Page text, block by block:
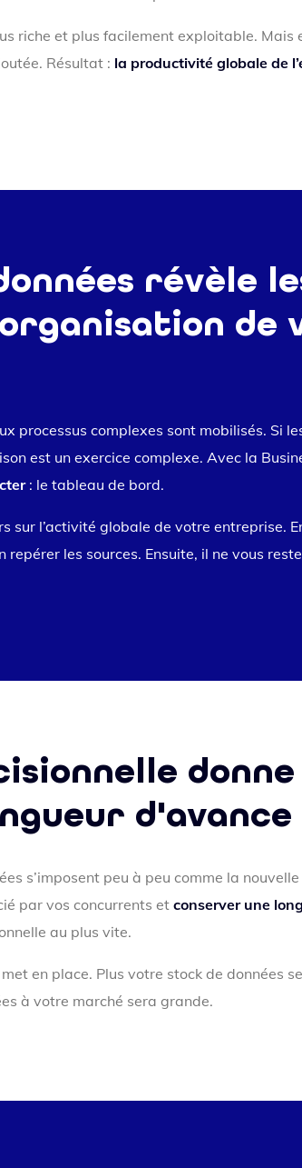
riche et plus facilement exploitable. Mais
Résultat : la productivité globale de
révèle
de
processus complexes sont mobilisés. Si
est un exercice complexe. Avec la
: le tableau de bord.
sur l’activité globale de votre entreprise.
les sources. Ensuite, il ne vous
d'avance
s’imposent peu à peu comme la
par vos concurrents et conserver une
au plus vite.
en place. Plus votre stock de données
à votre marché sera grande.